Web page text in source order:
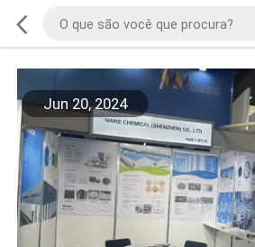
Jun 20, 2024